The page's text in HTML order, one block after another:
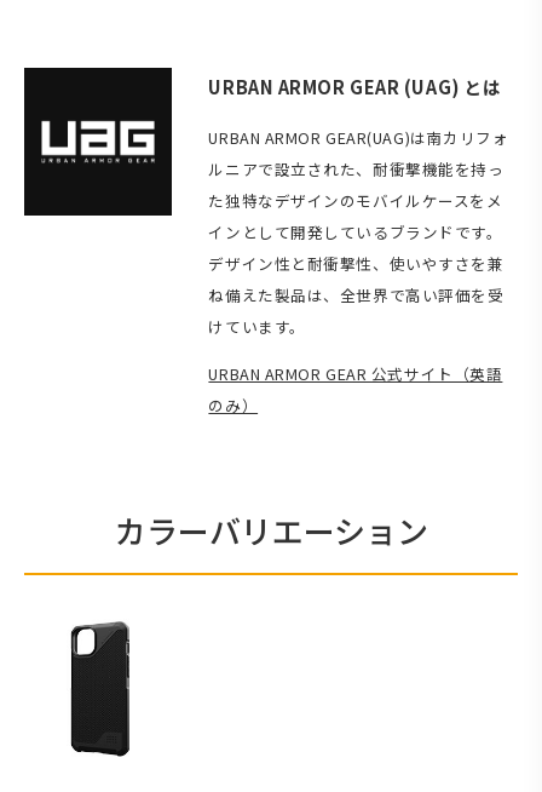
URBAN ARMOR GEAR (UAG) とは
URBAN ARMOR GEAR(UAG)は南カリフォ
ルニアで設立された、耐衝撃機能を持っ
た独特なデザインのモバイルケースをメ
インとして開発しているブランドです。
デザイン性と耐衝撃性、使いやすさを兼
ね備えた製品は、全世界で高い評価を受
けています。
URBAN ARMOR GEAR 公式サイト（英語
のみ）
カラーバリエーション